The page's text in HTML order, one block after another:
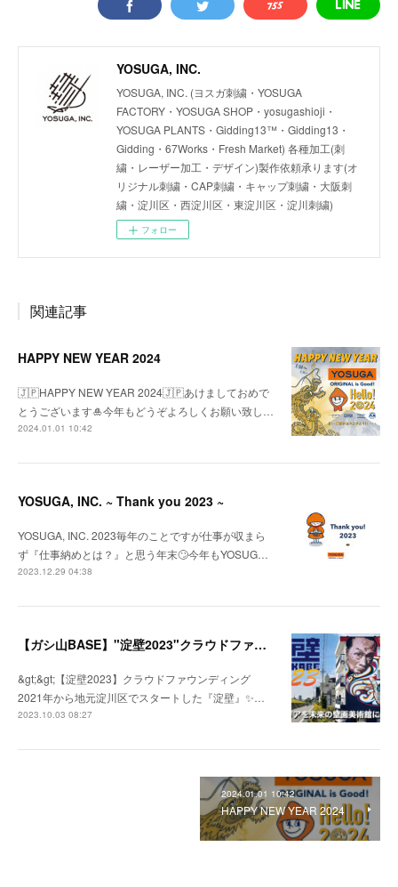
YOSUGA, INC.
YOSUGA, INC. (ヨスガ刺繍・YOSUGA
FACTORY・YOSUGA SHOP・yosugashioji・
YOSUGA PLANTS・Gidding13™・Gidding13・
Gidding・67Works・Fresh Market) 各種加工(刺
繍・レーザー加工・デザイン)製作依頼承ります(オ
リジナル刺繍・CAP刺繍・キャップ刺繍・大阪刺
繍・淀川区・西淀川区・東淀川区・淀川刺繍)
フォロー
関連記事
HAPPY NEW YEAR 2024
🇯🇵HAPPY NEW YEAR 2024🇯🇵あけましておめで
とうございます🎍今年もどうぞよろしくお願い致し…
2024.01.01 10:42
YOSUGA, INC. ~ Thank you 2023 ~
YOSUGA, INC. 2023毎年のことですが仕事が収まら
ず『仕事納めとは？』と思う年末🙄今年もYOSUG…
2023.12.29 04:38
【ガシ山BASE】"淀壁2023"クラウドファウンディング
&gt;&gt;【淀壁2023】クラウドファウンディング
2021年から地元淀川区でスタートした『淀壁』✨…
2023.10.03 08:27
2024.01.01 10:42
HAPPY NEW YEAR 2024